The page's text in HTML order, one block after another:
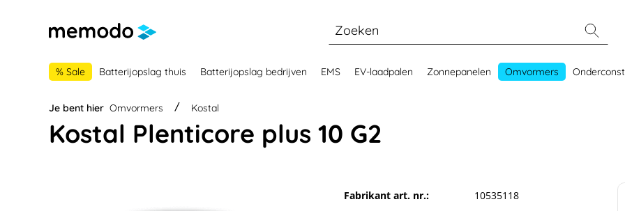
% Sale Batterijopslag thuis Batterijopslag bedrijven EMS EV-laadpalen Zonnepanelen Omvormers
Je bent hier Omvormers Kostal
Kostal Plenticore plus 10 G2
Fabrikant art. nr.:
10535118